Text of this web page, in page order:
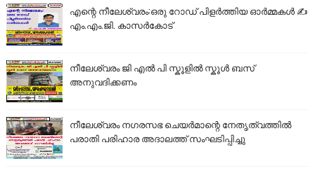
എന്റെ നീലേശ്വരം:ഒരു റോഡ് പിളർത്തിയ ഓർമ്മകൾ ✍️
എം.എം.ജി. കാസർകോട്
നീലേശ്വരം ജി എൽ പി സ്കൂളിൽ സ്കൂൾ ബസ്
അനുവദിക്കണം
നീലേശ്വരം നഗരസഭ ചെയർമാന്റെ നേതൃത്വത്തിൽ
പരാതി പരിഹാര അദാലത്ത് സംഘടിപ്പിച്ചു